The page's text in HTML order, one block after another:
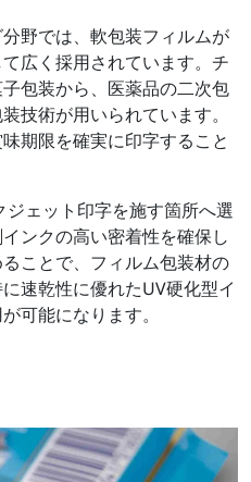
野では、軟包装フィルムが
広く採用されています。チ
包装から、医薬品の二次包
技術が用いられています。
期限を確実に印字すること
ジェット印字を施す箇所へ選
ンクの高い密着性を確保し
ことで、フィルム包装材の
速乾性に優れたUV硬化型イ
可能になります。